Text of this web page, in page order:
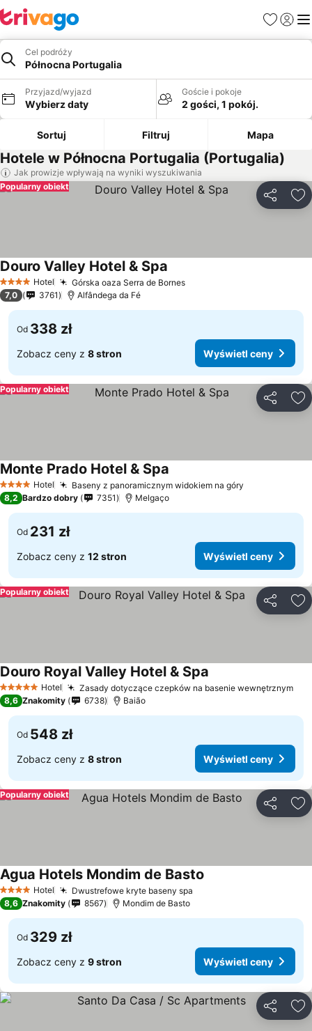
Ulubione
Cel podróży
Północna Portugalia
Przyjazd/wyjazd
Wybierz daty
Goście i pokoje
2 gości, 1 pokój.
Sortuj Filtruj Mapa
Hotele w Północna Portugalia (Portugalia)
Jak prowizje wpływają na wyniki wyszukiwania
Popularny obiekt
4 KategoriaHotel Górska oaza Serra de BornesWyświetl ceny
Douro Valley Hotel & Spa
7,0 3761 Alfândega da Fé
Od 338 zł
Zobacz ceny z 8 stron Wyświetl ceny
Popularny obiekt
4 KategoriaHotel Baseny z panoramicznym widokiem na góry
Monte Prado Hotel & Spa
8,2 Bardzo dobry 7351 Melgaço
Od 231 zł
Zobacz ceny z 12 stron Wyświetl ceny
Popularny obiekt
5 KategoriaHotel Zasady dotyczące czepków na basenie wewnętrznym
Douro Royal Valley Hotel & Spa
8,6 Znakomity 6738 Baião
Od 548 zł
Zobacz ceny z 8 stron Wyświetl ceny
Popularny obiekt
4 KategoriaHotel Dwustrefowe kryte baseny spa
Agua Hotels Mondim de Basto
8,6 Znakomity 8567 Mondim de Basto
Od 329 zł
Zobacz ceny z 9 stron Wyświetl ceny